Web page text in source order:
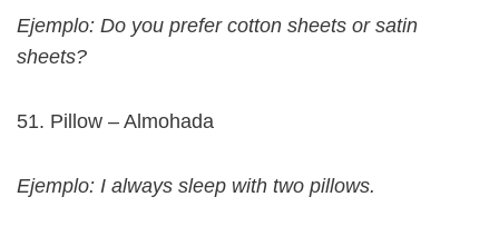
Ejemplo: Do you prefer cotton sheets or satin
sheets?
51. Pillow – Almohada
Ejemplo: I always sleep with two pillows.